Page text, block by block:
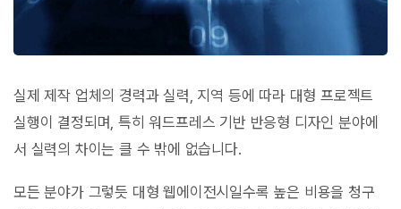
실제 제작 업체의 경력과 실력, 지역 등에 따라 대형 프로젝트
실행이 결정되며, 특히 워드프레스 기반 반응형 디자인 분야에
서 실력의 차이는 클 수 밖에 없습니다.
모든 분야가 그렇듯 대형 웹에이전시일수록 높은 비용을 청구